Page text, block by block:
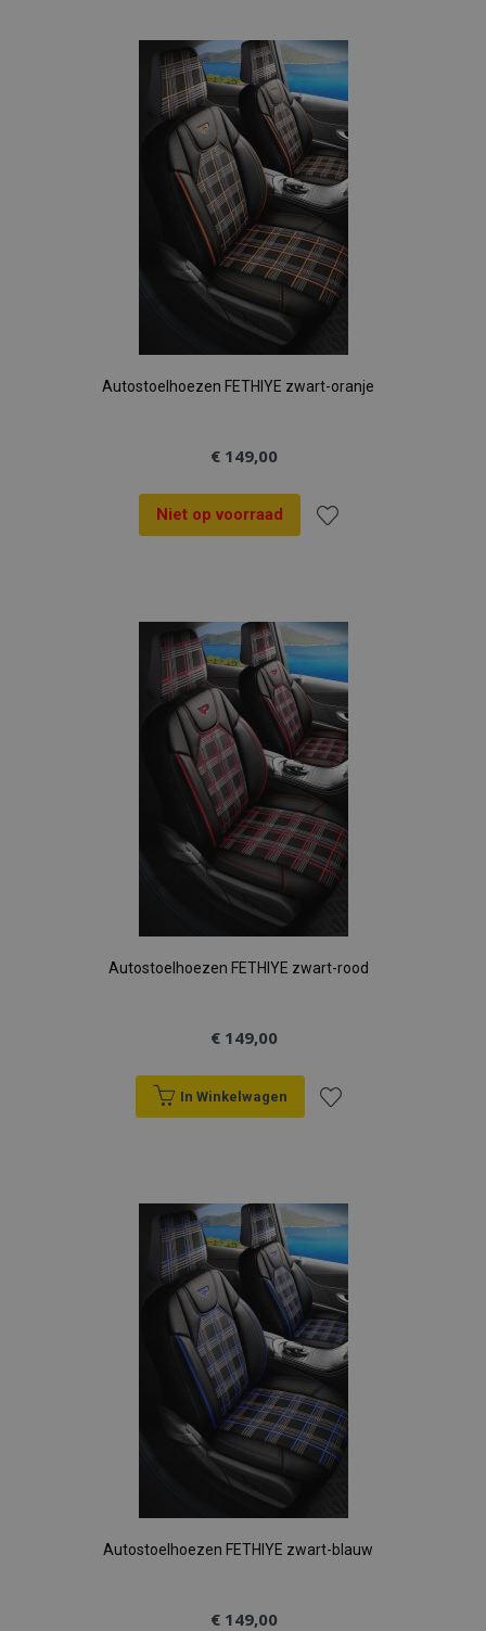
aan
verlanglijst
Autostoelhoezen FETHIYE zwart-oranje
€ 149,00
Niet op voorraad
aan
verlanglijst
Autostoelhoezen FETHIYE zwart-rood
€ 149,00
In Winkelwagen
aan
verlanglijst
Autostoelhoezen FETHIYE zwart-blauw
€ 149,00